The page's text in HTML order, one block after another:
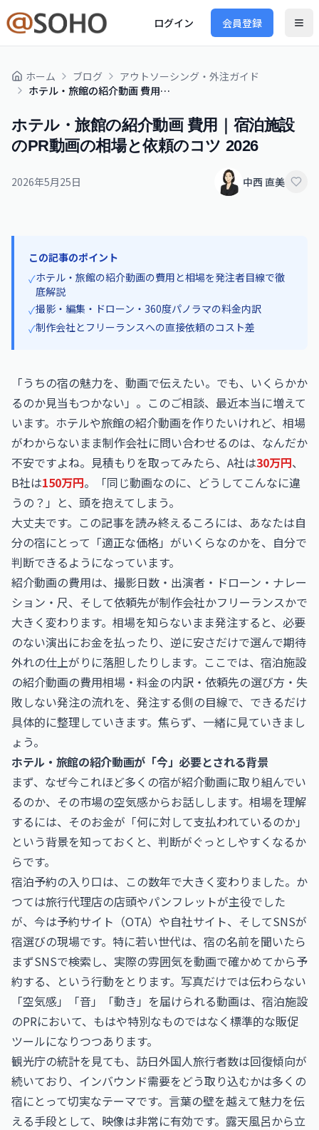
ログイン 会員登録
ホーム ブログ
アウトソーシング・外注ガイド
ホテル・旅館の紹介動画 費用｜宿泊施設のPR動画の相場と依頼のコツ 2026
ホテル・旅館の紹介動画 費用｜宿泊施設
のPR動画の相場と依頼のコツ 2026
2026年5月25日 中西 直美
この記事のポイント
✓ホテル・旅館の紹介動画の費用と相場を発注者目線で徹
底解説
✓撮影・編集・ドローン・360度パノラマの料金内訳
✓制作会社とフリーランスへの直接依頼のコスト差
「うちの宿の魅力を、動画で伝えたい。でも、いくらかか
るのか見当もつかない」。このご相談、最近本当に増えて
います。ホテルや旅館の紹介動画を作りたいけれど、相場
がわからないまま制作会社に問い合わせるのは、なんだか
不安ですよね。見積もりを取ってみたら、A社は30万円、
B社は150万円。「同じ動画なのに、どうしてこんなに違
うの？」と、頭を抱えてしまう。
大丈夫です。この記事を読み終えるころには、あなたは自
分の宿にとって「適正な価格」がいくらなのかを、自分で
判断できるようになっています。
紹介動画の費用は、撮影日数・出演者・ドローン・ナレー
ション・尺、そして依頼先が制作会社かフリーランスかで
大きく変わります。相場を知らないまま発注すると、必要
のない演出にお金を払ったり、逆に安さだけで選んで期待
外れの仕上がりに落胆したりします。ここでは、宿泊施設
の紹介動画の費用相場・料金の内訳・依頼先の選び方・失
敗しない発注の流れを、発注する側の目線で、できるだけ
具体的に整理していきます。焦らず、一緒に見ていきまし
ょう。
ホテル・旅館の紹介動画が「今」必要とされる背景
まず、なぜ今これほど多くの宿が紹介動画に取り組んでい
るのか、その市場の空気感からお話しします。相場を理解
するには、そのお金が「何に対して支払われているのか」
という背景を知っておくと、判断がぐっとしやすくなるか
らです。
宿泊予約の入り口は、この数年で大きく変わりました。か
つては旅行代理店の店頭やパンフレットが主役でした
が、今は予約サイト（OTA）や自社サイト、そしてSNSが
宿選びの現場です。特に若い世代は、宿の名前を聞いたら
まずSNSで検索し、実際の雰囲気を動画で確かめてから予
約する、という行動をとります。写真だけでは伝わらない
「空気感」「音」「動き」を届けられる動画は、宿泊施設
のPRにおいて、もはや特別なものではなく標準的な販促
ツールになりつつあります。
観光庁の統計を見ても、訪日外国人旅行者数は回復傾向が
続いており、インバウンド需要をどう取り込むかは多くの
宿にとって切実なテーマです。言葉の壁を越えて魅力を伝
える手段として、映像は非常に有効です。露天風呂から立